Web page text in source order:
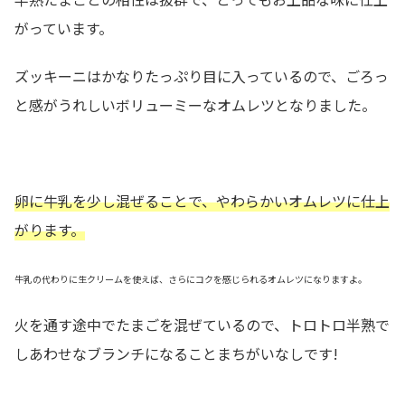
がっています。
ズッキーニはかなりたっぷり目に入っているので、ごろっ
と感がうれしいボリューミーなオムレツとなりました。
卵に牛乳を少し混ぜることで、やわらかいオムレツに仕上
がります。
牛乳の代わりに生クリームを使えば、さらにコクを感じられるオムレツになりますよ。
火を通す途中でたまごを混ぜているので、トロトロ半熟で
しあわせなブランチになることまちがいなしです!